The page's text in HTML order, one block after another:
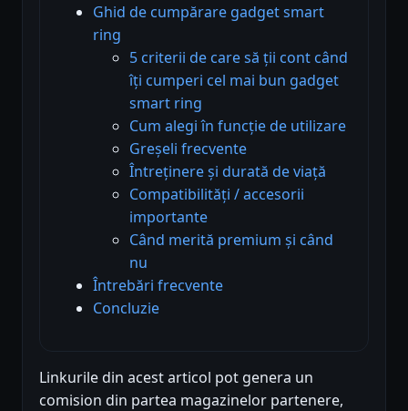
Ghid de cumpărare gadget smart
ring
5 criterii de care să ții cont când
îți cumperi cel mai bun gadget
smart ring
Cum alegi în funcție de utilizare
Greșeli frecvente
Întreținere și durată de viață
Compatibilități / accesorii
importante
Când merită premium și când
nu
Întrebări frecvente
Concluzie
Linkurile din acest articol pot genera un
comision din partea magazinelor partenere,